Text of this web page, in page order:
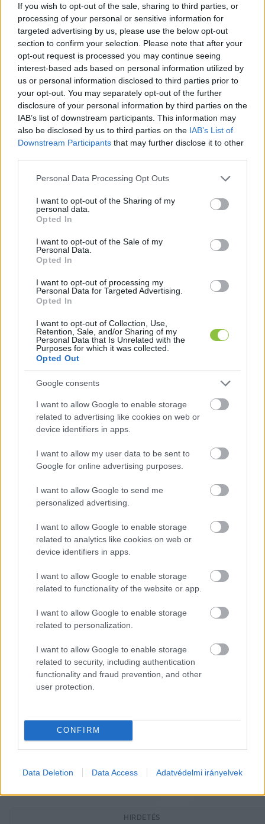
If you wish to opt-out of the sale, sharing to third parties, or
processing of your personal or sensitive information for
targeted advertising by us, please use the below opt-out
section to confirm your selection. Please note that after your
opt-out request is processed you may continue seeing
interest-based ads based on personal information utilized by
us or personal information disclosed to third parties prior to
your opt-out. You may separately opt-out of the further
disclosure of your personal information by third parties on the
IAB’s list of downstream participants. This information may
also be disclosed by us to third parties on the IAB’s List of
Downstream Participants that may further disclose it to other
Please note that this website/app uses one or more Google
not limited to your visit or usage behaviour. You may click to
grant or deny consent to Google and its third-party tags to
use your data for below specified purposes in below Google
consent section.
Personal Data Processing Opt Outs
I want to opt-out of the Sharing of my
personal data.
Opted In
I want to opt-out of the Sale of my
Personal Data.
Opted In
I want to opt-out of processing my
Personal Data for Targeted Advertising.
Opted In
I want to opt-out of Collection, Use,
Retention, Sale, and/or Sharing of my
Personal Data that Is Unrelated with the
Purposes for which it was collected.
Opted Out
Google consents
I want to allow Google to enable storage
related to advertising like cookies on web or
device identifiers in apps.
I want to allow my user data to be sent to
Google for online advertising purposes.
I want to allow Google to send me
personalized advertising.
I want to allow Google to enable storage
related to analytics like cookies on web or
device identifiers in apps.
I want to allow Google to enable storage
related to functionality of the website or app.
I want to allow Google to enable storage
related to personalization.
I want to allow Google to enable storage
related to security, including authentication
functionality and fraud prevention, and other
user protection.
CONFIRM
Data Deletion Data Access Adatvédelmi irányelvek
szenvedélyben. 2023-ban, minden gazdasági
kihívás ellenére, belefogtak a vállalkozásba, egy
patinás régi műhelyt választva Kecskemét
szívében. Az átalakítással megőrizték a hely
varázsát, hogy egyszerre legyen közösségi tér
és profi szerviz.
Helyszín és hangulat
ahol öröm megpihenni. A falakat autós poszterek
díszítik, és az otthonos, bár hangulatú
kialakításban minden részlet – a vintage
dekorációktól a sarokban található kávégépig –
azt a célt szolgálja, hogy az ember szinte
családias légkörben, kellemesen töltse el az
időt. A fiatal csapat lelkesedése és
közvetlensége pedig csak tovább fokozza ezt a
különleges élményt.
1 /
Previous slide
HIRDETÉS